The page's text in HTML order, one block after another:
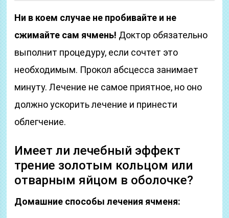
Ни в коем случае не пробивайте и не
сжимайте сам ячмень! Доктор обязательно
выполнит процедуру, если сочтет это
необходимым. Прокол абсцесса занимает
минуту. Лечение не самое приятное, но оно
должно ускорить лечение и принести
облегчение.
Имеет ли лечебный эффект
трение золотым кольцом или
отварным яйцом в оболочке?
Домашние способы лечения ячменя: